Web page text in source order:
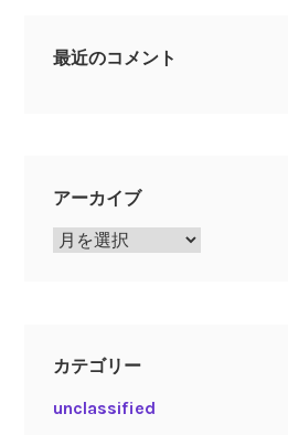
最近のコメント
アーカイブ
ア
カテゴリー
unclassified